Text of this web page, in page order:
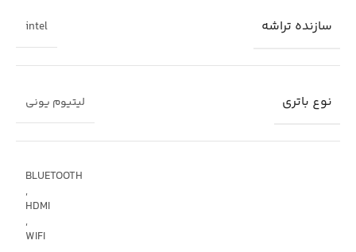
سازنده تراشه intel
نوع باتری لیتیوم یونی
BLUETOOTH
,
HDMI
,
WIFI